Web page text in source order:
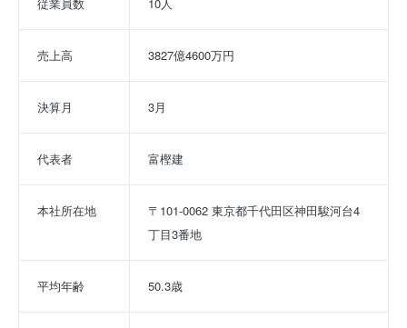
売上高 3827億4600万円
決算月 3月
代表者 富樫建
本社所在地
〒101-0062 東京都千代田区神田駿河台4
丁目3番地
平均年齢 50.3歳